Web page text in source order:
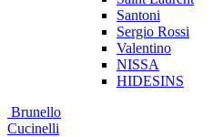
Santoni
Sergio Rossi
Valentino
NISSA
HIDESINS
Brunello
Cucinelli